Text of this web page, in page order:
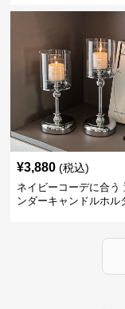
¥3,880 (税込)
ネイビーコーデに合う
ンダーキャンドルホル